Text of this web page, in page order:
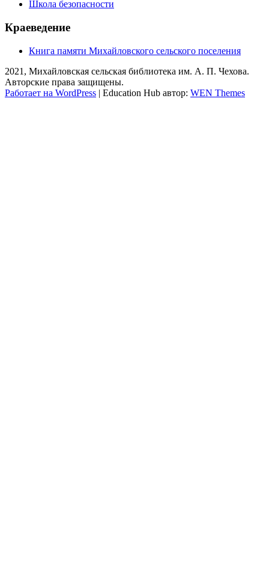
Школа безопасности
Краеведение
Книга памяти Михайловского сельского поселения
2021, Михайловская сельская библиотека им. А. П. Чехова.
Авторские права защищены.
Работает на WordPress | Education Hub автор: WEN Themes